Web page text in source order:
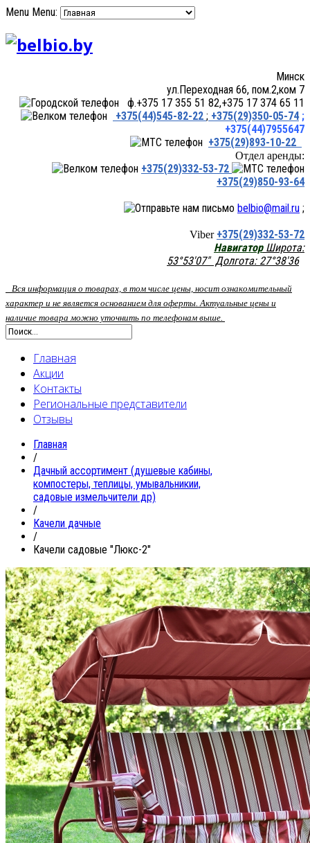
Menu Menu:
Минск
ул.Переходная 66, пом.2,ком 7
ф.+375 17 355 51 82,+375 17 374 65 11
+375(44)545-82-22 ; +375(29)350-05-74 ;
+375(44)7955647
+375(29)893-10-22
Отдел аренды:
+375(29)332-53-72
+375(29)850-93-64
belbio@mail.ru ;
Viber +375(29)332-53-72
НавигаторШирота:
53°53'07" Долгота: 27°38'36
Вся информация о товарах, в том числе цены, носит ознакомительный
характер и не является основанием для оферты. Актуальные цены и
наличие товара можно уточнить по телефонам выше.
Главная
Акции
Контакты
Региональные представители
Отзывы
Главная
/
Дачный ассортимент (душевые кабины,
компостеры, теплицы, умывальникии,
садовые измельчители др)
/
Качели дачные
/
Качели садовые "Люкс-2"